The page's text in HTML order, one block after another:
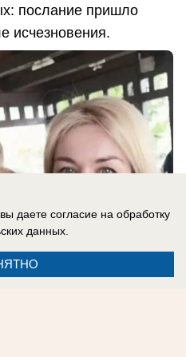
послание пришло
исчезновения.
даете согласие на обработку
данных.